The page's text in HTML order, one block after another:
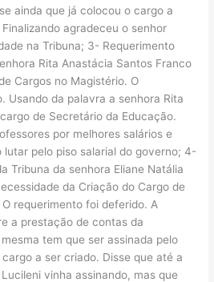
ainda que já colocou o cargo a
agradeceu o senhor
na Tribuna; 3- Requerimento
Rita Anastácia Santos Franco
Cargos no Magistério. O
Usando da palavra a senhora Rita
de Secretário da Educação.
por melhores salários e
lutar pelo piso salarial do governo; 4-
Tribuna da senhora Eliane Natália
da Criação do Cargo de
requerimento foi deferido. A
a prestação de contas da
tem que ser assinada pelo
a ser criado. Disse que até a
vinha assinando, mas que